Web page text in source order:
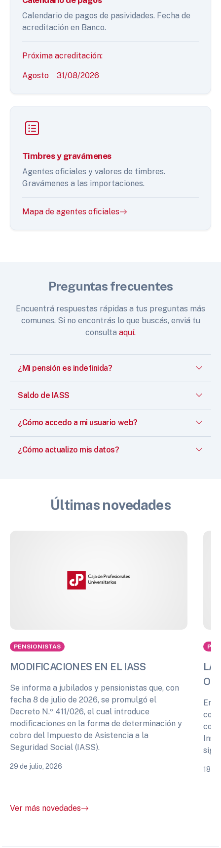
Calendario de pagos de pasividades. Fecha de
acreditación en Banco.
Próxima acreditación:
Agosto 31/08/2026
Timbres y gravámenes
Agentes oficiales y valores de timbres.
Gravámenes a las importaciones.
Mapa de agentes oficiales
Preguntas frecuentes
Encuentrá respuestas rápidas a tus preguntas más
comunes. Si no encontrás lo que buscás, enviá tu
consulta aquí.
¿Mi pensión es indefinida?
Saldo de IASS
¿Cómo accedo a mi usuario web?
¿Cómo actualizo mis datos?
Últimas novedades
PENSIONISTAS
MODIFICACIONES EN EL IASS
Se informa a jubilados y pensionistas que, con
fecha 8 de julio de 2026, se promulgó el
Decreto N.º 411/026, el cual introduce
modificaciones en la forma de determinación y
cobro del Impuesto de Asistencia a la
Seguridad Social (IASS).
29 de julio, 2026
LA
En
18
Ver más novedades